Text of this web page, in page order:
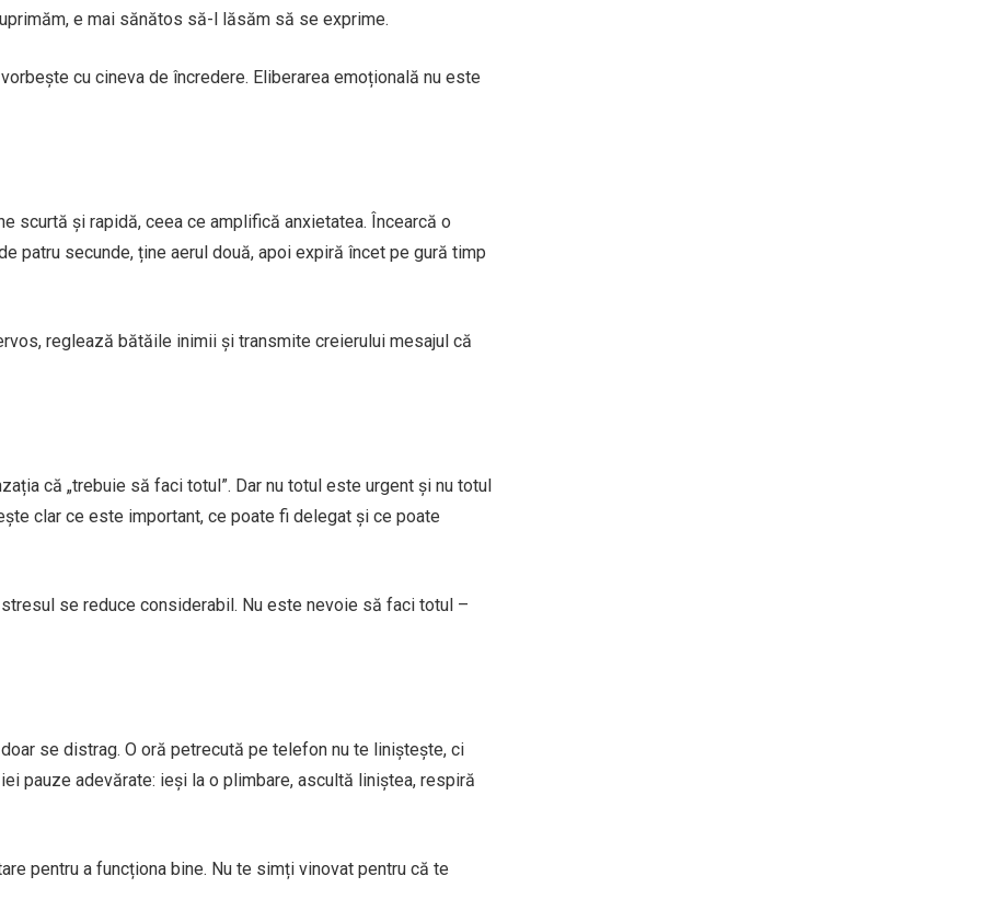
e mai sănătos să-l lăsăm să se exprime.
cu cineva de încredere. Eliberarea emoțională nu este
scurtă și rapidă, ceea ce amplifică anxietatea. Încearcă o
patru secunde, ține aerul două, apoi expiră încet pe gură timp
reglează bătăile inimii și transmite creierului mesajul că
că „trebuie să faci totul”. Dar nu totul este urgent și nu totul
clar ce este important, ce poate fi delegat și ce poate
se reduce considerabil. Nu este nevoie să faci totul –
se distrag. O oră petrecută pe telefon nu te liniștește, ci
pauze adevărate: ieși la o plimbare, ascultă liniștea, respiră
pentru a funcționa bine. Nu te simți vinovat pentru că te